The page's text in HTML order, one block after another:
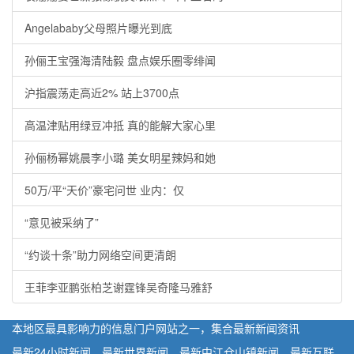
Angelababy父母照片曝光到底
孙俪王宝强海清陆毅 盘点娱乐圈零绯闻
沪指震荡走高近2% 站上3700点
高温津贴用绿豆冲抵 真的能解大家心里
孙俪杨幂姚晨李小璐 美女明星辣妈和她
50万/平“天价”豪宅问世 业内：仅
“意见被采纳了”
“约谈十条”助力网络空间更清朗
王菲李亚鹏张柏芝谢霆锋吴奇隆马雅舒
本地区最具影响力的信息门户网站之一，集合最新新闻资讯